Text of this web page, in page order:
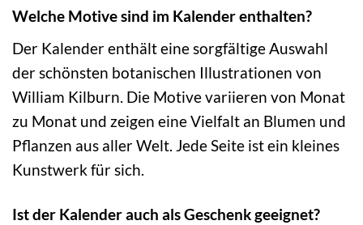
Welche Motive sind im Kalender enthalten?
Der Kalender enthält eine sorgfältige Auswahl
der schönsten botanischen Illustrationen von
William Kilburn. Die Motive variieren von Monat
zu Monat und zeigen eine Vielfalt an Blumen und
Pflanzen aus aller Welt. Jede Seite ist ein kleines
Kunstwerk für sich.
Ist der Kalender auch als Geschenk geeignet?